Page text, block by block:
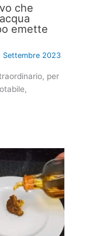
che
emette
Settembre 2023
per